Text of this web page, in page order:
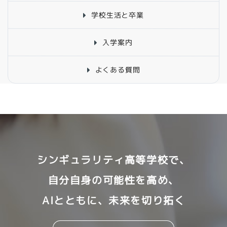
学校生活と卒業
入学案内
よくある質問
シンギュラリティ高等学校で、
自分自身の可能性を高め、
AIとともに、未来を切り拓く